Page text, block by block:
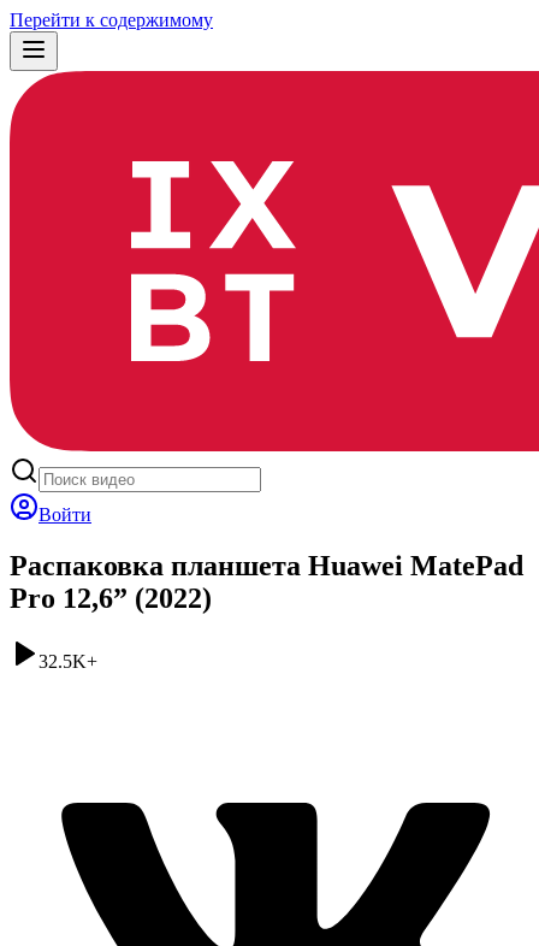
Перейти к содержимому
Войти
Распаковка планшета Huawei MatePad
Pro 12,6” (2022)
32.5K+